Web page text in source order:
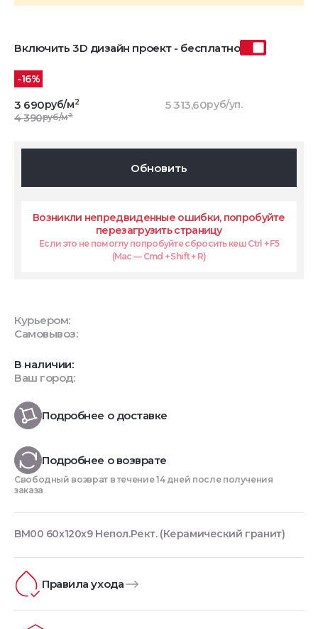
Включить 3D дизайн проект - бесплатно
-16%
3 690руб/м2
4 390руб/м2
5 313,60руб/уп.
Обновить
Возникли непредвиденные ошибки, попробуйте
перезагрузить страницу
Если это не помоглу попробуйте сбросить кеш Ctrl + F5
(Mac — Cmd + Shift + R)
Курьером:
Самовывоз:
В наличии:
Ваш город:
Подробнее о доставке
Подробнее о возврате
Свободный возврат в течение 14 дней после получения
заказа
BM00 60x120x9 Непол.Рект. (Керамический гранит)
Правила ухода